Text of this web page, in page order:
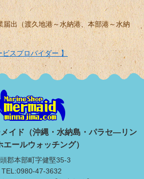
届出（渡久地港～水納港、本部港～水納
スプロバイダー 】
イド（沖縄・水納島・パラセ―リン
エールウォッチング）
郡本部町字健堅35-3
TEL:0980-47-3632